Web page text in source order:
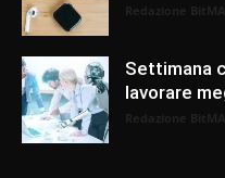
Settimana
lavorare